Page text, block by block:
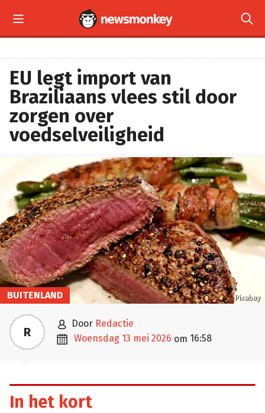
 
EU legt import van
Braziliaans vlees stil door
zorgen over
voedselveiligheid
Pixabay
BUITENLAND
R  door Redactie
 woensdag 13 mei 2026 om 16:58
In het kort